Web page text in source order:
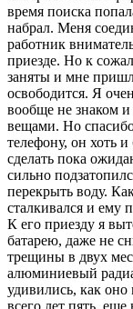
время поиска
набрал. Меня
работник
приезде. Но к
заняты и мне
освободится. Я
вообще не знаком
вещами. Но
телефону, он хоть
сделать пока
сильно
перекрыть воду.
сталкивался и ему
К его приезду я
батарею, даже не
трещины в двух
алюминиевый
удивились, как оно
всего лет пять, еще